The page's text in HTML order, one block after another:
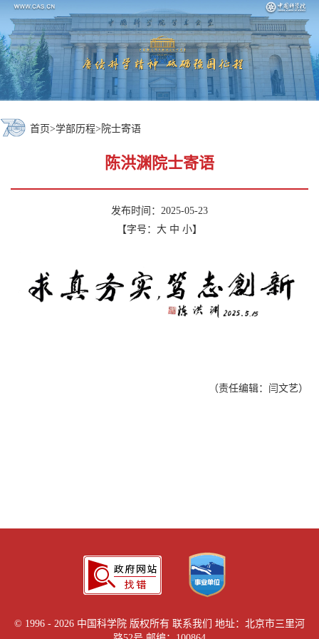
首页>学部历程> 院士寄语
陈洪渊院士寄语
发布时间：2025-05-23
【字号： 大 中 小】
（责任编辑：闫文艺）
© 1996 - 2026 中国科学院 版权所有 联系我们
地址：北京市三里河